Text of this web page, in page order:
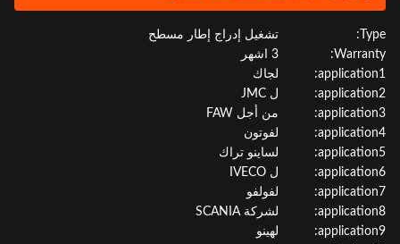
تشغيل إدراج إطار مسطح
من أجل FAW
لفوتون
لساينو تراك
لفولفو
لشركة SCANIA